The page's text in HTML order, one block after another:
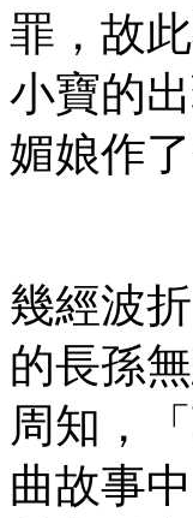
罪，故
小寶的
媚娘作
幾經波
的長孫
周知，
曲故事